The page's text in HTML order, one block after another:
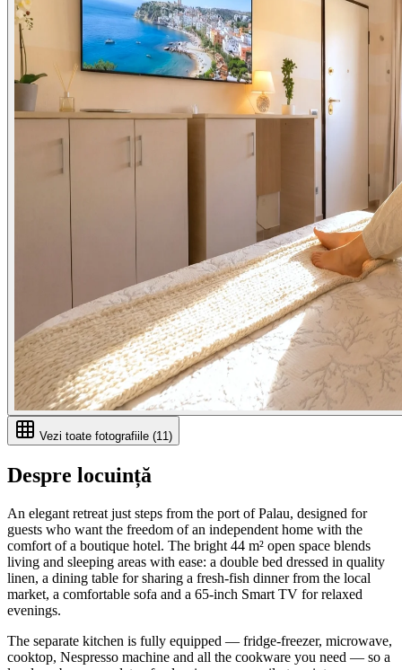
Vezi toate fotografiile (11 )
Despre locuință
An elegant retreat just steps from the port of Palau, designed for
guests who want the freedom of an independent home with the
comfort of a boutique hotel. The bright 44 m² open space blends
living and sleeping areas with ease: a double bed dressed in quality
linen, a dining table for sharing a fresh-fish dinner from the local
market, a comfortable sofa and a 65-inch Smart TV for relaxed
evenings.
The separate kitchen is fully equipped — fridge-freezer, microwave,
cooktop, Nespresso machine and all the cookware you need — so a